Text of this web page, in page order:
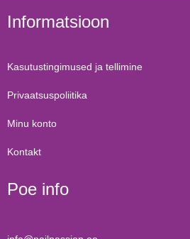
Informatsioon
Kasutustingimused ja tellimine
Privaatsuspoliitika
Minu konto
Kontakt
Poe info